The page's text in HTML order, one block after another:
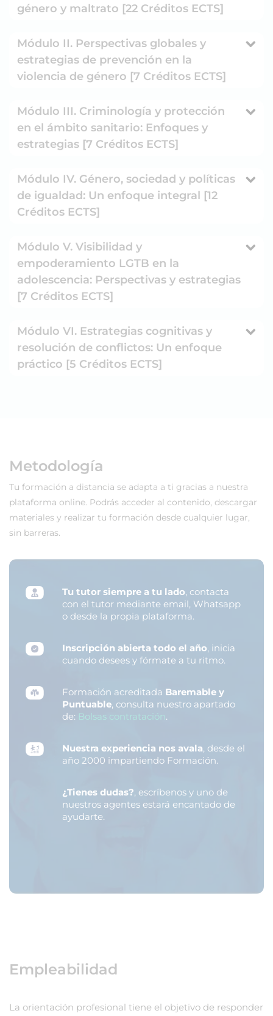
género y maltrato [22 Créditos ECTS]
Módulo II. Perspectivas globales y
estrategias de prevención en la
violencia de género [7 Créditos ECTS]
Módulo III. Criminología y protección
en el ámbito sanitario: Enfoques y
estrategias [7 Créditos ECTS]
Módulo IV. Género, sociedad y políticas
de igualdad: Un enfoque integral [12
Créditos ECTS]
Módulo V. Visibilidad y
empoderamiento LGTB en la
adolescencia: Perspectivas y estrategias
[7 Créditos ECTS]
Módulo VI. Estrategias cognitivas y
resolución de conflictos: Un enfoque
práctico [5 Créditos ECTS]
Metodología
Tu formación a distancia se adapta a ti gracias a nuestra
plataforma online. Podrás acceder al contenido, descargar
materiales y realizar tu formación desde cualquier lugar,
sin barreras.
Tu tutor siempre a tu lado, contacta
con el tutor mediante email, Whatsapp
o desde la propia plataforma.
Inscripción abierta todo el año, inicia
cuando desees y fórmate a tu ritmo.
Formación acreditada Baremable y
Puntuable, consulta nuestro apartado
de: Bolsas contratación.
Nuestra experiencia nos avala, desde el
año 2000 impartiendo Formación.
¿Tienes dudas?, escríbenos y uno de
nuestros agentes estará encantado de
ayudarte.
Empleabilidad
La orientación profesional tiene el objetivo de responder